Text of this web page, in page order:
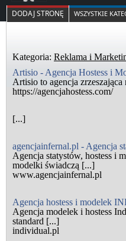
DODAJ STRONĘ WSZYSTKIE
Kategoria: Reklama i
Artisio - Agencja Hostess i
Artisio to agencja
https://agencjahostess.com/
[...]
agencjainfernal.pl - Agencja
Agencja statystów, hostess i
modelki świadczą [...]
www.agencjainfernal.pl
Agencja hostess i modelek
Agencja modelek i hostess
standard [...]
individual.pl